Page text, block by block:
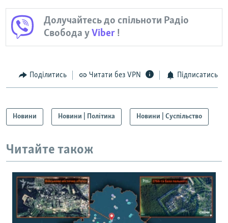
Долучайтесь до спільноти Радіо
Свобода уViber !
Поділитись Читати без VPN Підписатись
Новини Новини | Політика Новини | Суспільство
Читайте також